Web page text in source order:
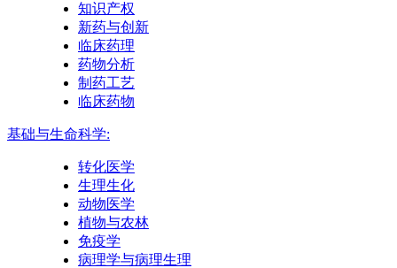
知识产权
新药与创新
临床药理
药物分析
制药工艺
临床药物
基础与生命科学:
转化医学
生理生化
动物医学
植物与农林
免疫学
病理学与病理生理